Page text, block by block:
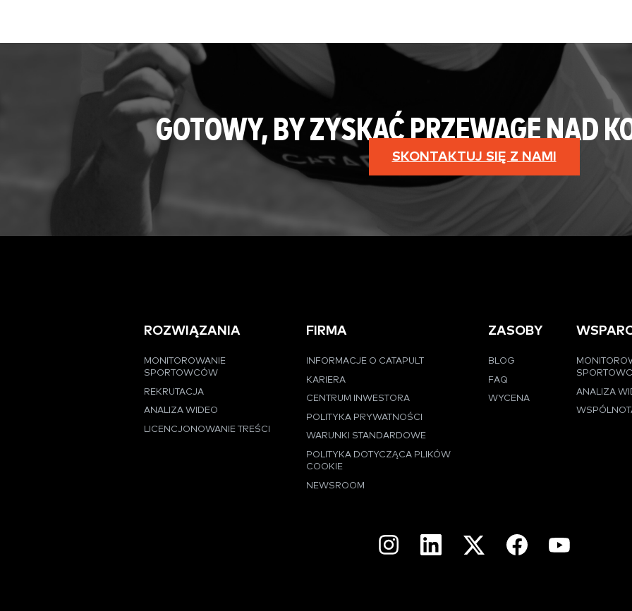
GOTOWY, BY ZYSKAĆ PRZEWAGĘ NAD
SKONTAKTUJ SIĘ Z NAMI
ROZWIĄZANIA
MONITOROWANIE
SPORTOWCÓW
REKRUTACJA
ANALIZA WIDEO
LICENCJONOWANIE TREŚCI
FIRMA
INFORMACJE O CATAPULT
KARIERA
CENTRUM INWESTORA
POLITYKA PRYWATNOŚCI
WARUNKI STANDARDOWE
POLITYKA DOTYCZĄCA PLIKÓW
COOKIE
NEWSROOM
ZASOBY
BLOG
FAQ
WYCENA
ANALIZA